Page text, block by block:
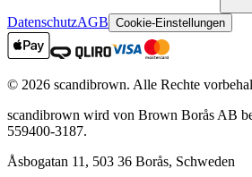
DatenschutzAGB Cookie-Einstellungen
© 2026 scandibrown. Alle Rechte
scandibrown wird von Brown Borås AB
559400-3187.
Åsbogatan 11, 503 36 Borås, Schweden